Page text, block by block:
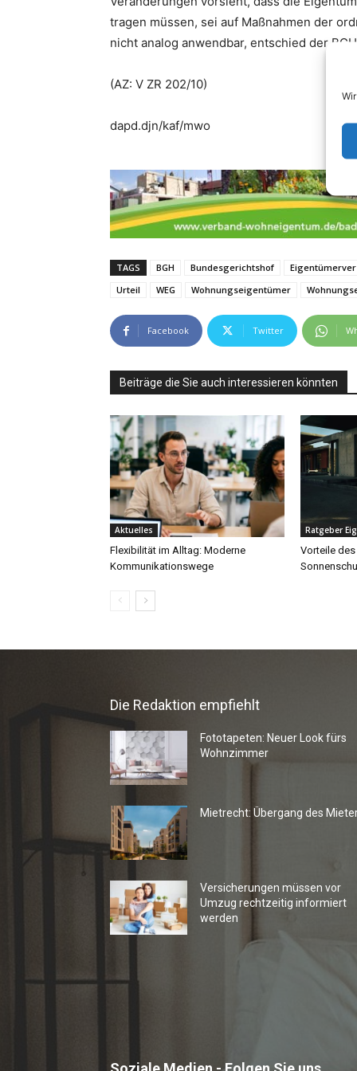
Die Redaktion empfiehlt
Fototapeten: Neuer Look fürs
Wohnzimmer
Mietrecht: Übergang des
Versicherungen müssen vor
Umzug rechtzeitig informiert
werden